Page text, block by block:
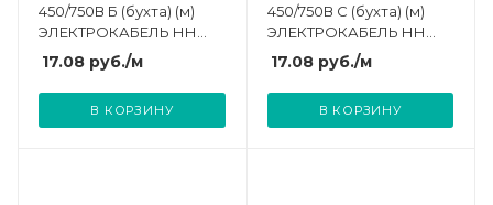
450/750В Б (бухта) (м)
ЭЛЕКТРОКАБЕЛЬ НН
000008177
17.08 руб./м
В КОРЗИНУ
450/750В С (бухта) (м)
ЭЛЕКТРОКАБЕЛЬ НН
000008233
17.08руб./м
В КОРЗИНУ